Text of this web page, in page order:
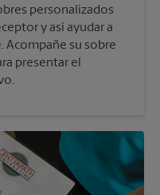
personalizados
y así ayudar a
Acompañe su sobre
presentar el